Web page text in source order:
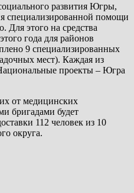
развития Югры,
специализированной помощи
Для этого на средства
года для районов
9 специализированных
мест). Каждая из
проекты – Югра
от медицинских
бригадами будет
112 человек из 10
округа.